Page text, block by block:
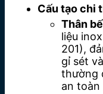
Cấu tạo chi
Thân
liệu
201),
gỉ sét
thường
an toàn